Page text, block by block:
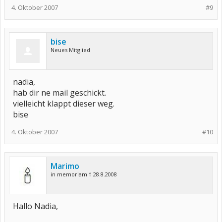
#9
4. Oktober 2007
bise
Neues Mitglied
nadia,
hab dir ne mail geschickt.
vielleicht klappt dieser weg.
bise
#10
4. Oktober 2007
Marimo
in memoriam † 28.8.2008
Hallo Nadia,